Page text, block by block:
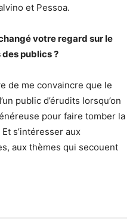
et Pessoa.
votre regard sur le
publics ?
de me convaincre que le
public d’érudits lorsqu’on
pour faire tomber la
s’intéresser aux
aux thèmes qui secouent